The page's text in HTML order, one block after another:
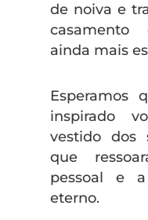
de noiva e
ainda mais
Esperamos
inspirado
vestido dos
que
pessoal e
eterno.